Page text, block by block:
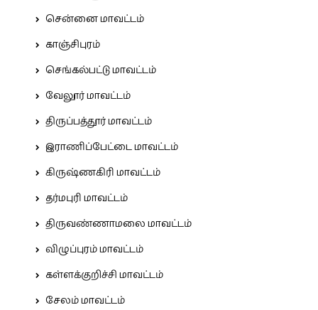
சென்னை மாவட்டம்
காஞ்சிபுரம்
செங்கல்பட்டு மாவட்டம்
வேலூர் மாவட்டம்
திருப்பத்தூர் மாவட்டம்
இராணிப்பேட்டை மாவட்டம்
கிருஷ்ணகிரி மாவட்டம்
தர்மபுரி மாவட்டம்
திருவண்ணாமலை மாவட்டம்
விழுப்புரம் மாவட்டம்
கள்ளக்குறிச்சி மாவட்டம்
சேலம் மாவட்டம்